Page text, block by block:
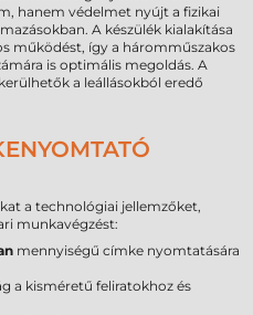
hanem védelmet nyújt a fizikai
A készülék kialakítása
működést, így a háromműszakos
is optimális megoldás. A
a leállásokból eredő
a technológiai jellemzőket,
munkavégzést:
mennyiségű címke nyomtatására
a kisméretű feliratokhoz és